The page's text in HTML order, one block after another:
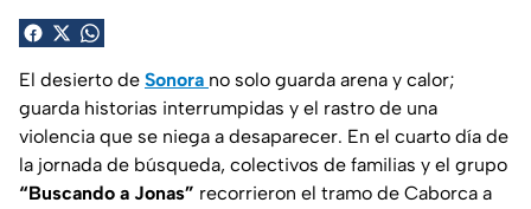
El desierto de Sonora no solo guarda arena y calor;
guarda historias interrumpidas y el rastro de una
violencia que se niega a desaparecer. En el cuarto día de
la jornada de búsqueda, colectivos de familias y el grupo
“Buscando a Jonas” recorrieron el tramo de Caborca a